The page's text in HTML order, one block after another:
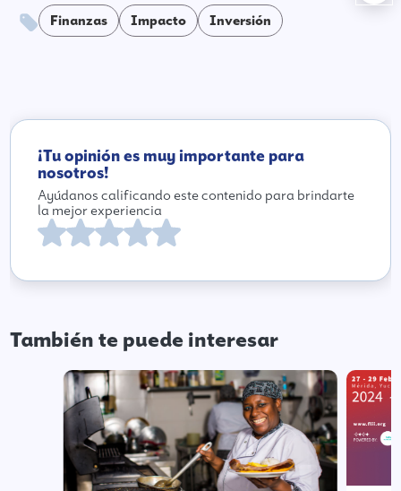
Finanzas Impacto Inversión
¡Tu opinión es muy importante para
nosotros!
Ayúdanos calificando este contenido para brindarte
la mejor experiencia
También te puede interesar